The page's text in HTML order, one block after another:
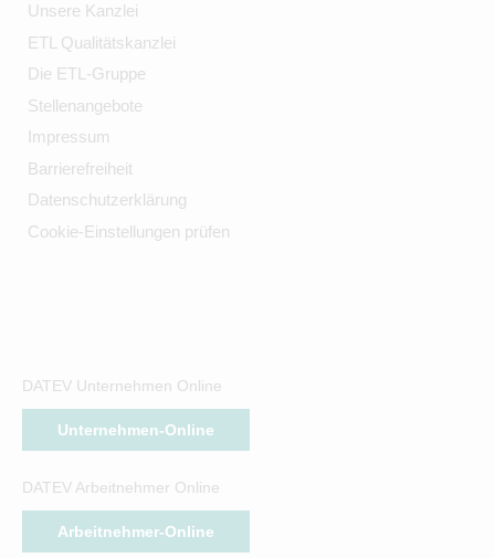
Unsere Kanzlei
ETL Qualitätskanzlei
Die ETL-Gruppe
Stellenangebote
Impressum
Barrierefreiheit
Datenschutzerklärung
Cookie-Einstellungen prüfen
DATEV Unternehmen Online
Unternehmen-Online
DATEV Arbeitnehmer Online
Arbeitnehmer-Online